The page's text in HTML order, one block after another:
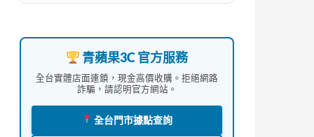
青蘋果3C 官方服務
全台實體店面連鎖，現金高價收購。拒絕網路
詐騙，請認明官方網站。
全台門市據點查詢